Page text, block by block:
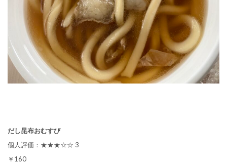
だし昆布おむすび
個人評価：★★★☆☆ 3
￥160